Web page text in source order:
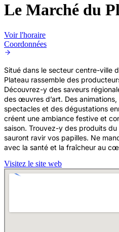
Le Marché du
Voir l'horaire
Coordonnées
Situé dans le secteur centre-ville
Plateau rassemble des
Découvrez-y des saveurs
des œuvres d’art. Des
spectacles et des dégustations
créent une ambiance festive et
saison. Trouvez-y des produits
sauront ravir vos papilles. Ne
avec la santé et la fraîcheur au
Visitez le site web